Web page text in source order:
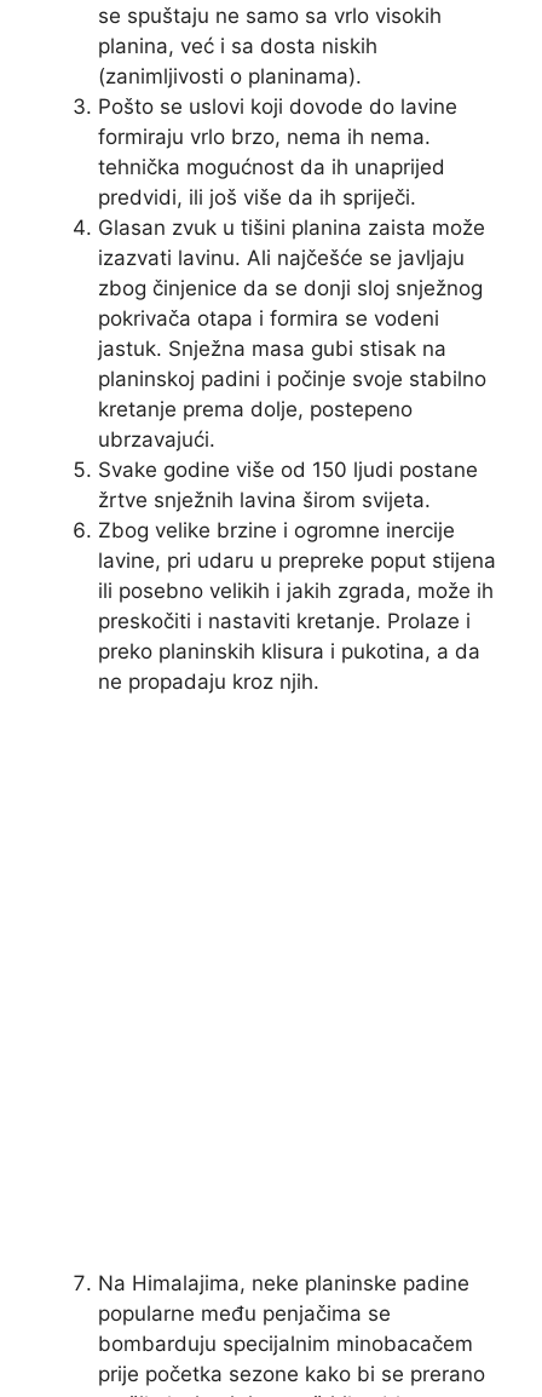
se spuštaju ne samo sa vrlo visokih
planina, već i sa dosta niskih
(zanimljivosti o planinama).
Pošto se uslovi koji dovode do lavine
formiraju vrlo brzo, nema ih nema.
tehnička mogućnost da ih unaprijed
predvidi, ili još više da ih spriječi.
Glasan zvuk u tišini planina zaista može
izazvati lavinu. Ali najčešće se javljaju
zbog činjenice da se donji sloj snježnog
pokrivača otapa i formira se vodeni
jastuk. Snježna masa gubi stisak na
planinskoj padini i počinje svoje stabilno
kretanje prema dolje, postepeno
ubrzavajući.
Svake godine više od 150 ljudi postane
žrtve snježnih lavina širom svijeta.
Zbog velike brzine i ogromne inercije
lavine, pri udaru u prepreke poput stijena
ili posebno velikih i jakih zgrada, može ih
preskočiti i nastaviti kretanje. Prolaze i
preko planinskih klisura i pukotina, a da
ne propadaju kroz njih.
Na Himalajima, neke planinske padine
popularne među penjačima se
bombarduju specijalnim minobacačem
prije početka sezone kako bi se prerano